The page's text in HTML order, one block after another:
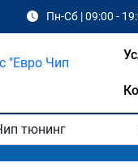
Пн-Сб | 09:00 -